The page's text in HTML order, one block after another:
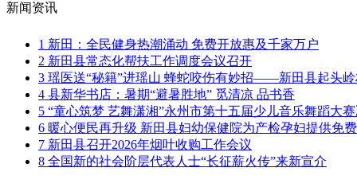
新闻资讯
1 新田：全民健身热潮涌动 免费开放惠及千家万户
2 新田县常态化帮扶工作调度会议召开
3 瑶医送“秘籍”进瑶山 蜂蛇咬伤有妙招——新田县起头
4 县新华书店：暑期“避暑胜地” 觅清凉 品书香
5 “童心筑梦 艺舞潇湘”永州市第十五届少儿音乐舞蹈大
6 暖心便民再升级 新田县妇幼保健院为产检孕妇提供免
7 新田县召开2026年烟叶收购工作会议
8 全国新的社会阶层代表人士“长征薪火传”来新宣介